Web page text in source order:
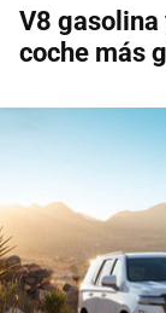
V8 gasolina
coche más